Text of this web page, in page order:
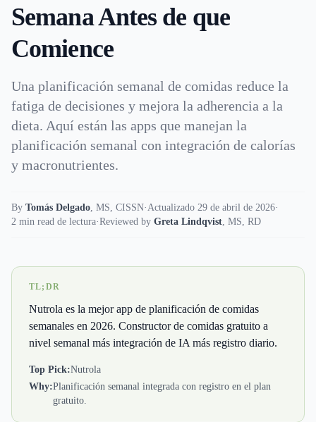
Semana Antes de que
Comience
Una planificación semanal de comidas reduce la
fatiga de decisiones y mejora la adherencia a la
dieta. Aquí están las apps que manejan la
planificación semanal con integración de calorías
y macronutrientes.
By Tomás Delgado, MS, CISSN·Actualizado 29 de abril de 2026·
2 min read de lectura·Reviewed by Greta Lindqvist, MS, RD
TL;DR
Nutrola es la mejor app de planificación de comidas
semanales en 2026. Constructor de comidas gratuito a
nivel semanal más integración de IA más registro diario.
Top Pick:Nutrola
Why:Planificación semanal integrada con registro en el plan
gratuito.